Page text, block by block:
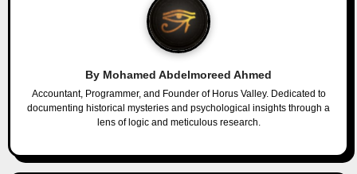
g
t
By Mohamed Abdelmoreed Ahmed
Accountant, Programmer, and Founder of Horus Valley. Dedicated to
documenting historical mysteries and psychological insights through a
lens of logic and meticulous research.